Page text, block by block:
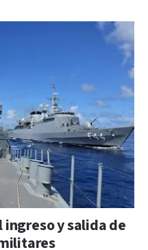
ingreso y salida de